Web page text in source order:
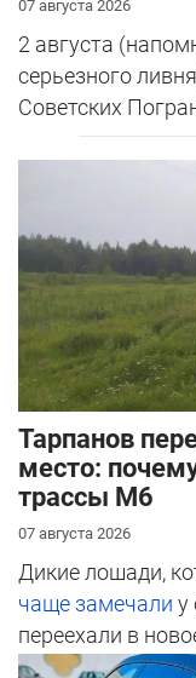
07 августа 2026
2 августа
серьезного
Советских
Тарпанов
место:
трассы М6
07 августа 2026
Дикие лошади,
чаще замечали у
переехали в